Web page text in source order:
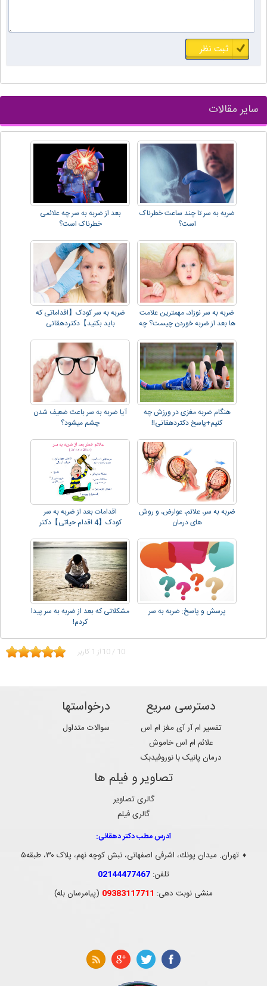
سایر مقالات
ضربه به سر تا چند ساعت خطرناک
است؟
بعد از ضربه به سر چه علائمی
خطرناک است؟
ضربه به سر نوزاد، مهمترین علامت
ها بعد از ضربه خوردن چیست؟ چه
ضربه به سر کودک【اقداماتی که
باید بکنید】دکتردهقانی
هنگام ضربه مغزی در ورزش چه
کنیم+پاسخ دکتردهقانی!!
آیا ضربه به سر باعث ضعیف شدن
چشم میشود؟
ضربه به سر، علائم، عوارض، و روش
های درمان
اقدامات بعد از ضربه به سر
کودک【4 اقدام حیاتی】دکتر
پرسش و پاسخ: ضربه به سر
مشکلاتی که بعد از ضربه به سر پیدا
کردم!
10 / 10 از 1 کاربر
دسترسی سریع
تفسیر ام آر آی مغز ام اس
علائم ام اس خاموش
درمان پانیک با نوروفیدبک
درخواستها
سوالات متداول
تصاویر و فیلم ها
گالری تصاویر
گالری فیلم
آدرس مطب دکتر دهقانی:
♦ تهران. ميدان پونك، اشرفی اصفهانی، نبش کوچه نهم، پلاک ۳۰، طبقه۵
تلفن: 02144477467
منشی نوبت دهی: 09383117711 (پیامرسان بله)